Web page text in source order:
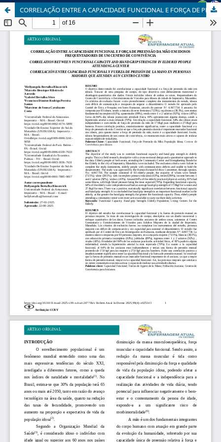
CORRELAÇÃO ENTRE A CAPACIDADE FUNCIONAL E FORÇA DE PREENSÃO DA MÃO EM IDOSOS FREQUENTADORES DE UM CENTRO DE CONVIVÊNCIA